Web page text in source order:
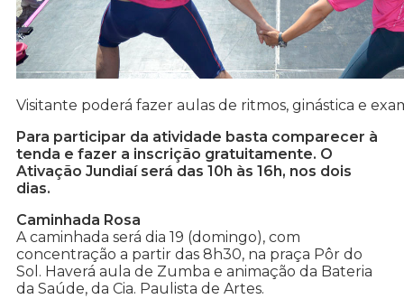
Visitante poderá fazer aulas de ritmos, ginástica e
Para participar da atividade basta comparecer à
tenda e fazer a inscrição gratuitamente. O
Ativação Jundiaí será das 10h às 16h, nos dois
dias.
Caminhada Rosa
A caminhada será dia 19 (domingo), com
concentração a partir das 8h30, na praça Pôr do
Sol. Haverá aula de Zumba e animação da Bateria
da Saúde, da Cia. Paulista de Artes.